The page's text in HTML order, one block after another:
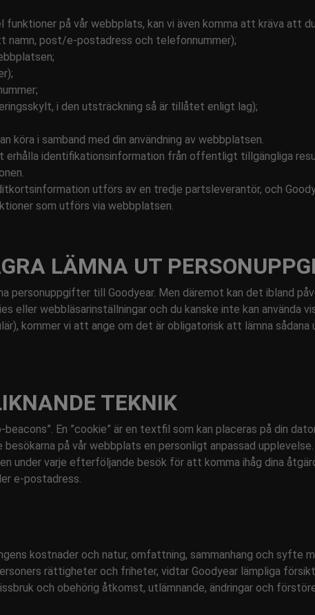
på vår webbplats, kan vi även komma att kräva att
namn, post/e-postadress och telefonnummer);
i den utsträckning så är tillåtet enligt lag);
köra i samband med din användning av webbplatsen.
erhålla identifikationsinformation från offentligt tillgängliga
utförs av en tredje partsleverantör, och
som utförs via webbplatsen.
LÄMNA UT
personuppgifter till Goodyear. Men däremot kan det ibland
eller webbläsarinställningar och du kanske inte kan använda
kommer vi att ange om det är obligatorisk att lämna
TEKNIK
En ”cookie” är en textfil som kan placeras på din
besökarna på vår webbplats en personligt anpassad
under varje efterföljande besök för att komma ihåg dina
e-postadress.
kostnader och natur, omfattning, sammanhang och syfte
rättigheter och friheter, vidtar Goodyear lämpliga
och obehörig åtkomst, utlämnande, ändringar och